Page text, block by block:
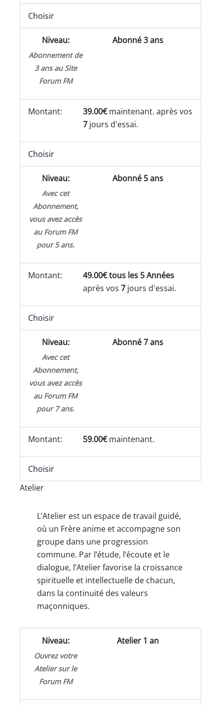
Choisir
Abonné 3 ans
Abonnement de
3 ans au Site
Forum FM
39.00€maintenant. après vos
7 jours d'essai.
Choisir
Abonné 5 ans
Avec cet
Abonnement,
vous avez accès
au Forum FM
pour 5 ans.
49.00€ tous les 5 Années
après vos7 jours d'essai.
Choisir
Abonné 7 ans
Avec cet
Abonnement,
vous avez accès
au Forum FM
pour 7 ans.
59.00€maintenant.
Choisir
Atelier
L’Atelier est un espace de travail guidé,
où un Frère anime et accompagne son
groupe dans une progression
commune. Par l’étude, l’écoute et le
dialogue, l’Atelier favorise la croissance
spirituelle et intellectuelle de chacun,
dans la continuité des valeurs
maçonniques.
Atelier 1 an
Ouvrez votre
Atelier sur le
Forum FM